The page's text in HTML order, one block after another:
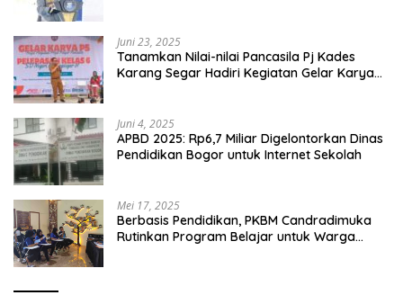
Juni 23, 2025
Tanamkan Nilai-nilai Pancasila Pj Kades
Karang Segar Hadiri Kegiatan Gelar Karya
Juni 4, 2025
APBD 2025: Rp6,7 Miliar Digelontorkan Dinas
Pendidikan Bogor untuk Internet Sekolah
Mei 17, 2025
Berbasis Pendidikan, PKBM Candradimuka
Rutinkan Program Belajar untuk Warga